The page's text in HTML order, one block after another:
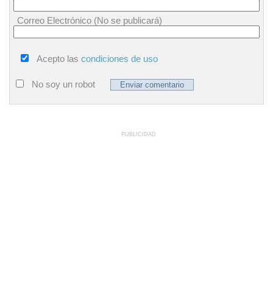
Correo Electrónico (No se publicará)
Acepto las condiciones de uso
No soy un robot
PUBLICIDAD